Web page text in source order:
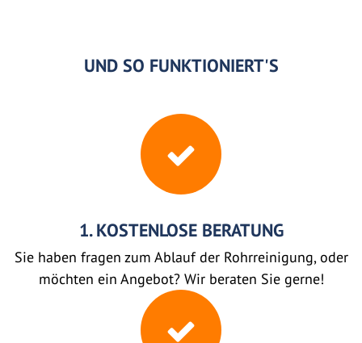
UND SO FUNKTIONIERT'S
1. KOSTENLOSE BERATUNG
Sie haben fragen zum Ablauf der Rohrreinigung, oder
möchten ein Angebot? Wir beraten Sie gerne!